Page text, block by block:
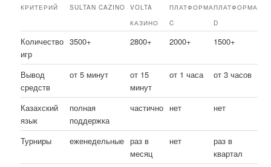
КРИТЕРИЙ SULTAN CAZINO
VOLTA
КАЗИНО
ПЛАТФОРМА
C
ПЛАТФОРМА
D
Количество
игр
3500+ 2800+ 2000+ 1500+
Вывод
средств
от 5 минут
от 15
минут
от 1 часа от 3 часов
Казахский
язык
полная
поддержка
частично нет нет
Турниры еженедельные раз в
месяц
нет
раз в
квартал